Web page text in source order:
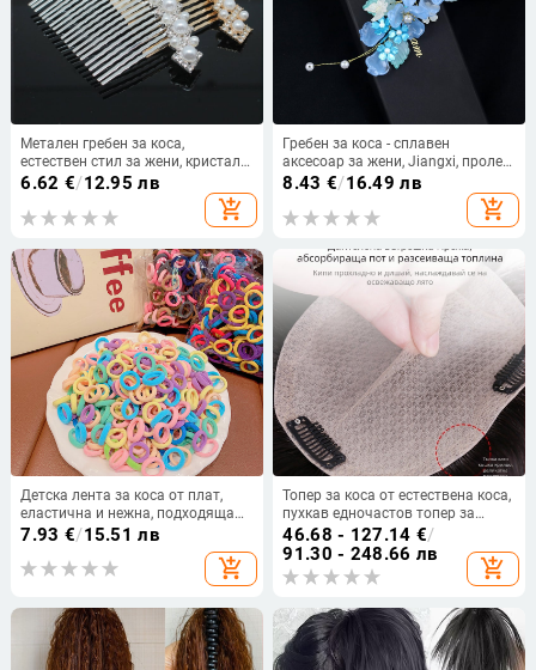
Метален гребен за коса,
естествен стил за жени, кристали,
електроплатина, възможност за
6.62 €/12.95 лв
add_shopping_cart
Гребен за коса - сплавен
аксесоар за жени, Jiangxi, пролет
2024
8.43 €/16.49 лв
add_shopping_cart
Детска лента за коса от плат,
еластична и нежна, подходяща
за момичета
7.93 €/15.51 лв
add_shopping_cart
Топер за коса от естествена коса,
пухкав едночастов топер за
дами, с механизъм за обем и
подходящ за боядисване и
къдрене
46.68 - 127.14 €/
91.30 - 248.66 лв
add_shopping_cart